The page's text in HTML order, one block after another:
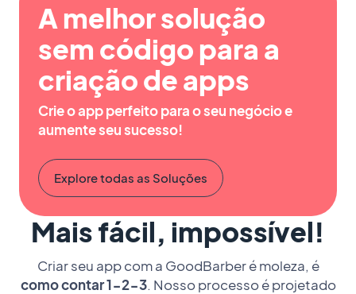
A melhor solução
sem código para a
criação de apps
Crie o app perfeito para o seu negócio e
aumente seu sucesso!
Explore todas as Soluções
Mais fácil, impossível!
Criar seu app com a GoodBarber é moleza, é
como contar 1-2-3. Nosso processo é projetado